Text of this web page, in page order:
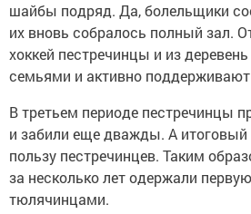
шайбы подряд. Да, болельщики
их вновь собралось полный зал.
хоккей пестречинцы и из
семьями и активно поддерживают
В третьем периоде пестречинцы
и забили еще дважды. А итоговый
пользу пестречинцев. Таким
за несколько лет одержали
тюлячинцами.